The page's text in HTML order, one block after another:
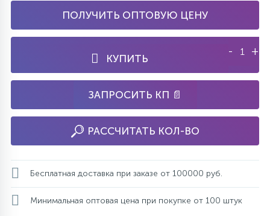
ПОЛУЧИТЬ ОПТОВУЮ ЦЕНУ
КУПИТЬ
- +
ЗАПРОСИТЬ КП 📄
РАССЧИТАТЬ КОЛ-ВО
Бесплатная доставка при заказе от 100000 руб.
Минимальная оптовая цена при покупке от 100 штук